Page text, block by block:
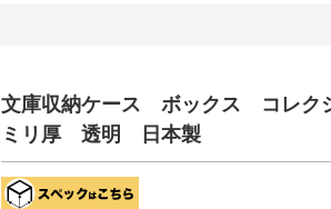
文庫収納ケース ボックス コレ
ミリ厚 透明 日本製